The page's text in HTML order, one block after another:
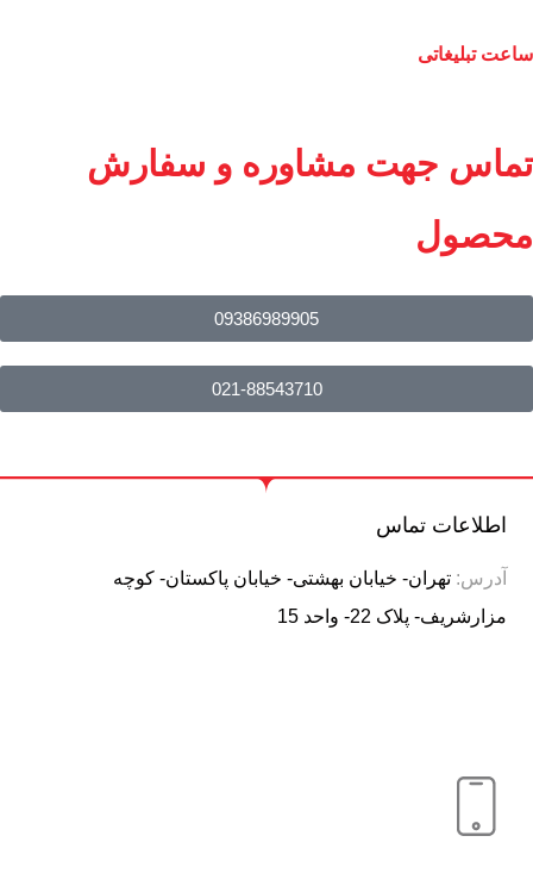
ساعت تبلیغاتی
تماس جهت مشاوره و سفارش
محصول
09386989905
021-88543710
اطلاعات تماس
آدرس: تهران- خیابان بهشتی- خیابان پاکستان- کوچه
مزارشریف- پلاک 22- واحد 15